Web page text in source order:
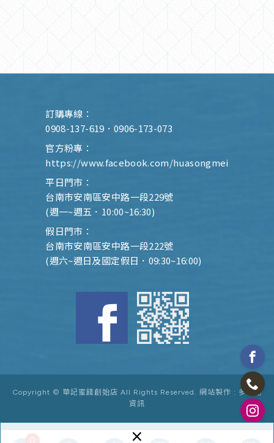
×
訂購專線：
0908-137-619 ． 0906-173-073
官方粉專：
https://www.facebook.com/huasongmei
平日門市：
台南市安南區安中路一段229號
(週一~週五．10:00~16:30)
假日門市：
台南市安南區安中路一段222號
(週六~週日及國定假日．09:30~16:00)
Copyright © 華記蜜餞創始店 All Rights Reserved. 網站製作 : 多米諾
資訊
0